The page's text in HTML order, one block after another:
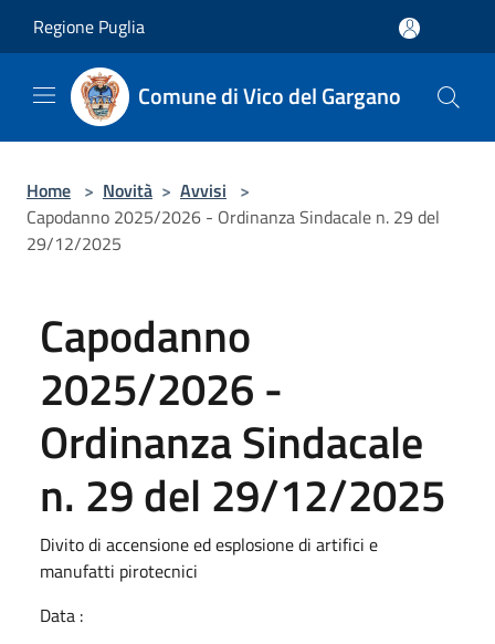
Regione Puglia
Comune di Vico del Gargano
Home > Novità > Avvisi >
Capodanno 2025/2026 - Ordinanza Sindacale n. 29 del
29/12/2025
Capodanno
2025/2026 -
Ordinanza Sindacale
n. 29 del 29/12/2025
Divito di accensione ed esplosione di artifici e
manufatti pirotecnici
Data :